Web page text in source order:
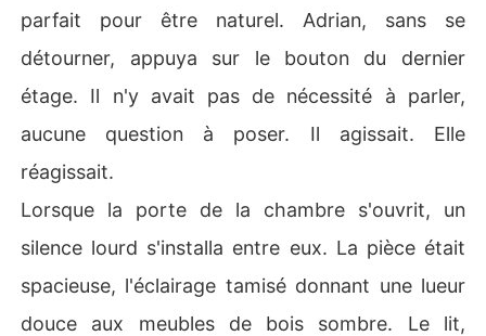
parfait pour être naturel. Adrian, sans se
détourner, appuya sur le bouton du dernier
étage. Il n'y avait pas de nécessité à parler,
aucune question à poser. Il agissait. Elle
réagissait.
Lorsque la porte de la chambre s'ouvrit, un
silence lourd s'installa entre eux. La pièce était
spacieuse, l'éclairage tamisé donnant une lueur
douce aux meubles de bois sombre. Le lit,